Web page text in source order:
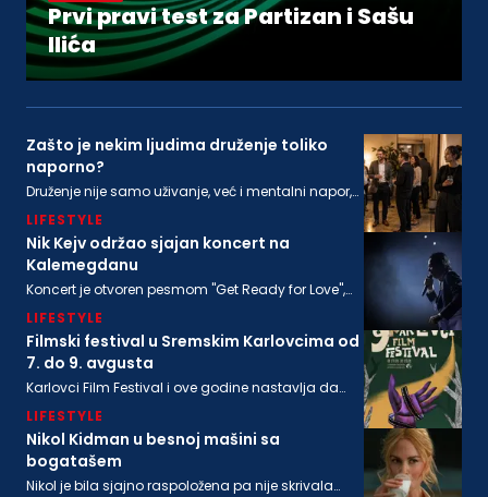
Prvi pravi test za Partizan i Sašu
Ilića
Zašto je nekim ljudima druženje toliko
naporno?
Druženje nije samo uživanje, već i mentalni napor,
odgovara svima podjednako
LIFESTYLE
Nik Kejv održao sjajan koncert na
Kalemegdanu
Koncert je otvoren pesmom "Get Ready for Love",
Long-Suffering" i naslovna numera sa poslednjeg
albuma "Wild God"
LIFESTYLE
Filmski festival u Sremskim Karlovcima od
7. do 9. avgusta
Karlovci Film Festival i ove godine nastavlja da
savremenog autorskog izraza
LIFESTYLE
Nikol Kidman u besnoj mašini sa
bogatašem
Nikol je bila sjajno raspoložena pa nije skrivala